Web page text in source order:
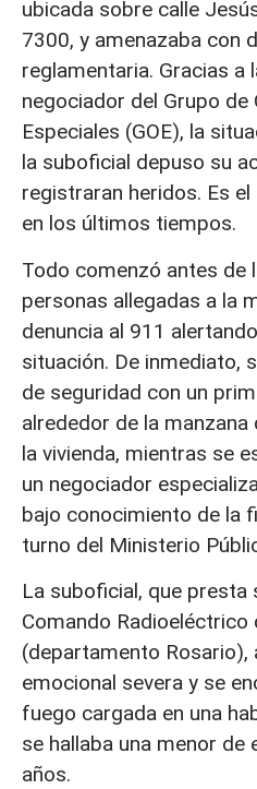
ubicada sobre calle
7300, y amenazaba con
reglamentaria. Gracias a
negociador del Grupo de
Especiales (GOE), la
la suboficial depuso su
registraran heridos. Es
en los últimos tiempos.
Todo comenzó antes de
personas allegadas a la
denuncia al 911
situación. De inmediato,
de seguridad con un
alrededor de la
la vivienda, mientras se
un negociador
bajo conocimiento de la
turno del Ministerio
La suboficial, que presta
Comando Radioeléctrico
(departamento Rosario),
emocional severa y se
fuego cargada en una
se hallaba una menor de
años.